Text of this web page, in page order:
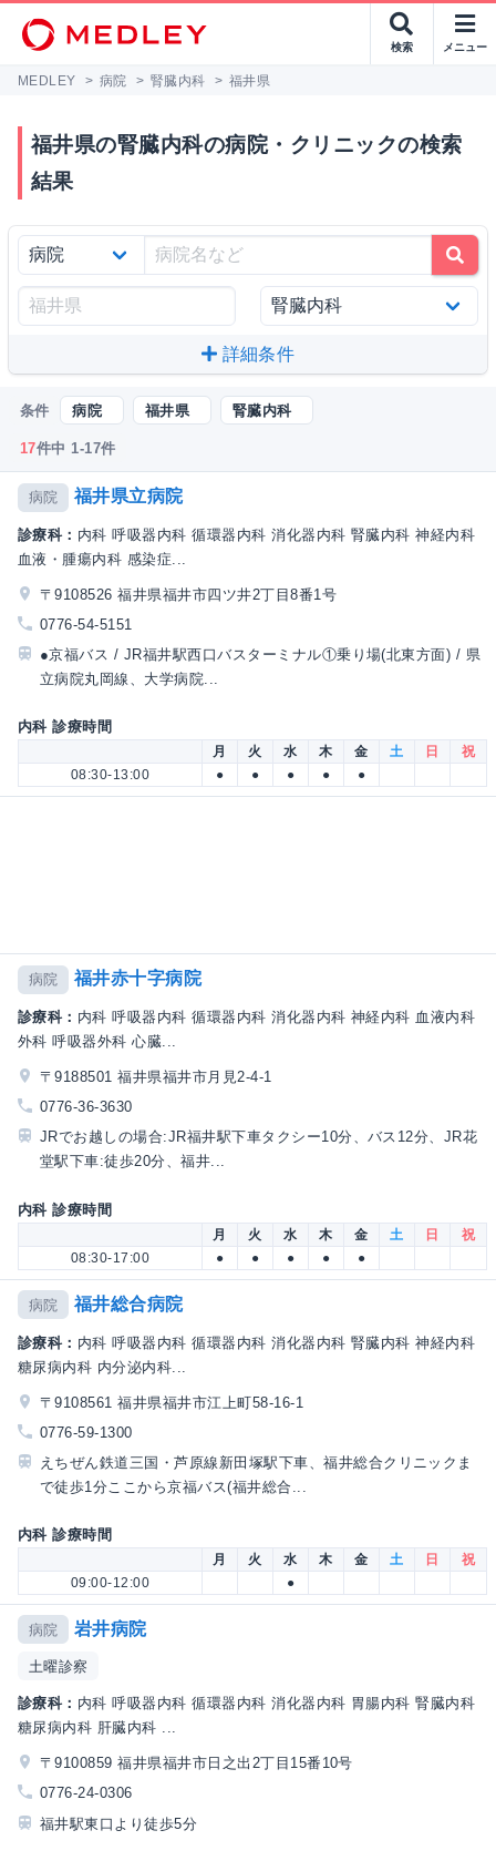
検索 メニュー
MEDLEY > 病院 > 腎臓内科 > 福井県
福井県の腎臓内科の病院・クリニックの検索
結果
詳細条件
条件 病院 福井県 腎臓内科
17件中 1-17件
病院 福井県立病院
診療科： 内科 呼吸器内科 循環器内科 消化器内科 腎臓内科 神経内科
血液・腫瘍内科 感染症...
〒9108526 福井県福井市四ツ井2丁目8番1号
0776-54-5151
●京福バス / JR福井駅西口バスターミナル①乗り場(北東方面) / 県
立病院丸岡線、大学病院...
内科 診療時間
月 火 水 木 金 土 日
祝
08:30-13:00
● ● ● ● ●
病院 福井赤十字病院
診療科： 内科 呼吸器内科 循環器内科 消化器内科 神経内科 血液内科
外科 呼吸器外科 心臓...
〒9188501 福井県福井市月見2-4-1
0776-36-3630
JRでお越しの場合:JR福井駅下車タクシー10分、バス12分、JR花
堂駅下車:徒歩20分、福井...
内科 診療時間
月 火 水 木 金 土 日
祝
08:30-17:00
● ● ● ● ●
病院 福井総合病院
診療科： 内科 呼吸器内科 循環器内科 消化器内科 腎臓内科 神経内科
糖尿病内科 内分泌内科...
〒9108561 福井県福井市江上町58-16-1
0776-59-1300
えちぜん鉄道三国・芦原線新田塚駅下車、福井総合クリニックま
で徒歩1分ここから京福バス(福井総合...
内科 診療時間
月 火 水 木 金 土 日
祝
09:00-12:00
●
病院 岩井病院
土曜診察
診療科： 内科 呼吸器内科 循環器内科 消化器内科 胃腸内科 腎臓内科
糖尿病内科 肝臓内科 ...
〒9100859 福井県福井市日之出2丁目15番10号
0776-24-0306
福井駅東口より徒歩5分